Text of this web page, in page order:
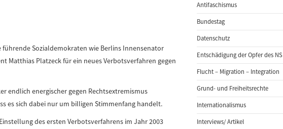
führende Sozialdemokraten wie Berlins Innensenator
Matthias Platzeck für ein neues Verbotsverfahren gegen
endlich energischer gegen Rechtsextremismus
es sich dabei nur um billigen Stimmenfang handelt.
des ersten Verbotsverfahrens im Jahr 2003
Antifaschismus
Bundestag
Datenschutz
Entschädigung der Opfer des NS
Flucht – Migration – Integration
Grund- und Freiheitsrechte
Internationalismus
Interviews/ Artikel